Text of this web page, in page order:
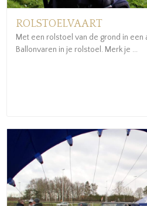
ROLSTOELVAART
Met een rolstoel van de grond in een
Ballonvaren in je rolstoel. Merk je ...